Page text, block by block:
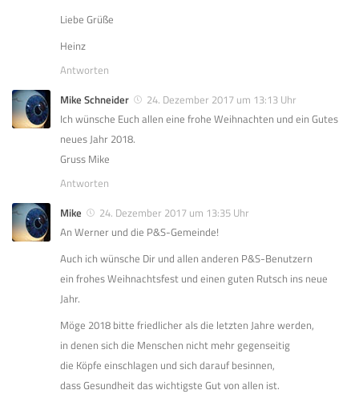
Liebe Grüße
Heinz
Antworten
Mike Schneider
24. Dezember 2017 um 13:13 Uhr
Ich wünsche Euch allen eine frohe Weihnachten und ein Gutes
neues Jahr 2018.
Gruss Mike
Antworten
Mike
24. Dezember 2017 um 13:35 Uhr
An Werner und die P&S-Gemeinde!
Auch ich wünsche Dir und allen anderen P&S-Benutzern
ein frohes Weihnachtsfest und einen guten Rutsch ins neue
Jahr.
Möge 2018 bitte friedlicher als die letzten Jahre werden,
in denen sich die Menschen nicht mehr gegenseitig
die Köpfe einschlagen und sich darauf besinnen,
dass Gesundheit das wichtigste Gut von allen ist.